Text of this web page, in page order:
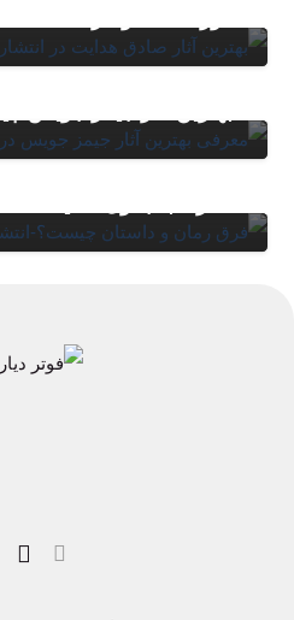
مقالات,وبلاگ
مقالات